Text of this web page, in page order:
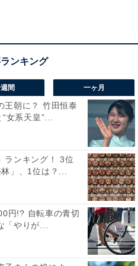
位は、昨年2位の「青森
間 一ヶ月
王朝に？ 竹田恒泰
女系天皇”...
ランキング！ 3位
」、1位は？...
円!? 自転車の青切
「やりが...